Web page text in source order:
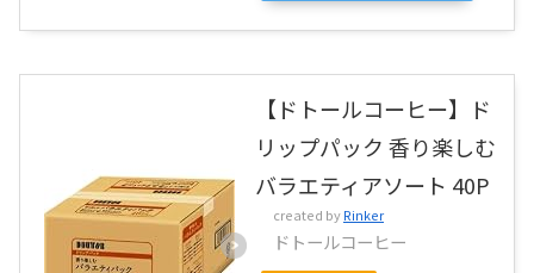
【ドトールコーヒー】ド
リップパック 香り楽しむ
バラエティアソート 40P
created byRinker
ドトールコーヒー